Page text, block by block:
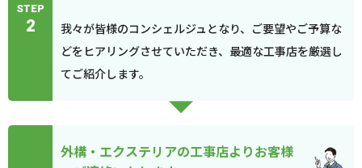
STEP
2
我々が皆様のコンシェルジュとなり、ご要望やご予算な
どをヒアリングさせていただき、最適な工事店を厳選し
てご紹介します。
外構・エクステリアの工事店よりお客様